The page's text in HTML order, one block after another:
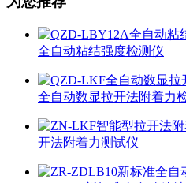
全自动粘结强度检测仪
全自动数显拉开法附着力
开法附着力测试仪